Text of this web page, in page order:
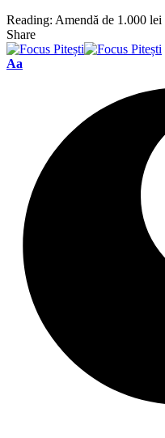
Reading: Amendă de 1.000
Share
Font
Aa